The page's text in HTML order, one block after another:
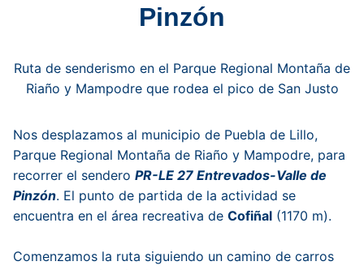
Pinzón
Ruta de senderismo en el Parque Regional Montaña de
Riaño y Mampodre que rodea el pico de San Justo
Nos desplazamos al municipio de Puebla de Lillo,
Parque Regional Montaña de Riaño y Mampodre, para
recorrer el sendero PR-LE 27 Entrevados-Valle de
Pinzón. El punto de partida de la actividad se
encuentra en el área recreativa de Cofiñal (1170 m).
Comenzamos la ruta siguiendo un camino de carros